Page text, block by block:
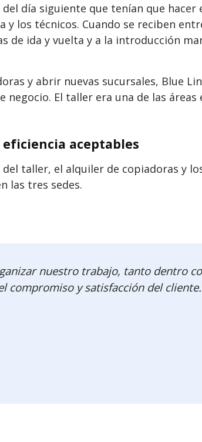
día siguiente que tenían que
los técnicos. Cuando se reciben
de ida y vuelta y a la introducción
y abrir nuevas sucursales, Blue
El taller era una de las
aceptables
taller, el alquiler de copiadoras y
las tres sedes.
nuestro trabajo, tanto dentro
compromiso y satisfacción del cliente.